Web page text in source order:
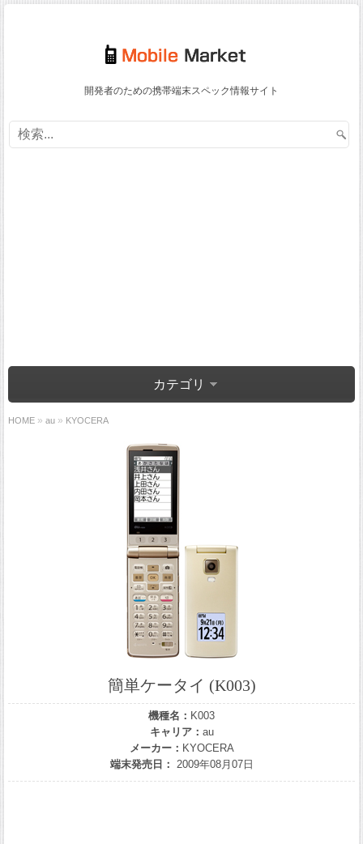
開発者のための携帯端末スペック情報サイト
カテゴリ
HOME » au » KYOCERA
簡単ケータイ (K003)
機種名： K003
キャリア： au
メーカー： KYOCERA
端末発売日： 2009年08月07日